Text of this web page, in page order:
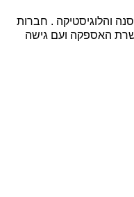
והלוגיסטיקה . חברות
האספקה ועם גישה